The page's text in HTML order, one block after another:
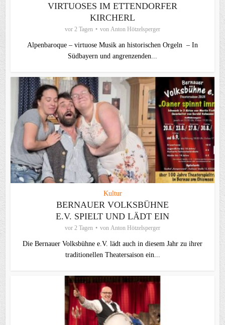
VIRTUOSES IM ETTENDORFER
KIRCHERL
vor 2 Tagen von Anton Hötzelsperger
Alpenbaroque – virtuose Musik an historischen Orgeln – In
Südbayern und angrenzenden...
Kultur
BERNAUER VOLKSBÜHNE
E.V. SPIELT UND LÄDT EIN
vor 2 Tagen von Anton Hötzelsperger
Die Bernauer Volksbühne e.V. lädt auch in diesem Jahr zu ihrer
traditionellen Theater­saison ein...